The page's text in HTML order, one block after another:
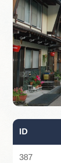
スポッ
イベン
グルメ
旅の予
ID
387